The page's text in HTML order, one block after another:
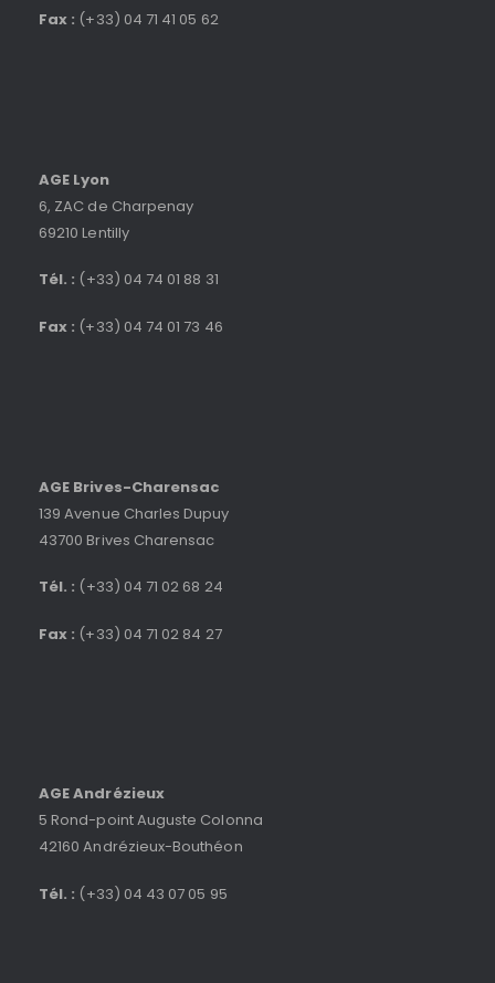
Fax : (+33) 04 71 41 05 62
AGE Lyon
6, ZAC de Charpenay
69210 Lentilly
Tél. : (+33) 04 74 01 88 31
Fax : (+33) 04 74 01 73 46
AGE Brives-Charensac
139 Avenue Charles Dupuy
43700 Brives Charensac
Tél. : (+33) 04 71 02 68 24
Fax : (+33) 04 71 02 84 27
AGE Andrézieux
5 Rond-point Auguste Colonna
42160 Andrézieux-Bouthéon
Tél. : (+33) 04 43 07 05 95